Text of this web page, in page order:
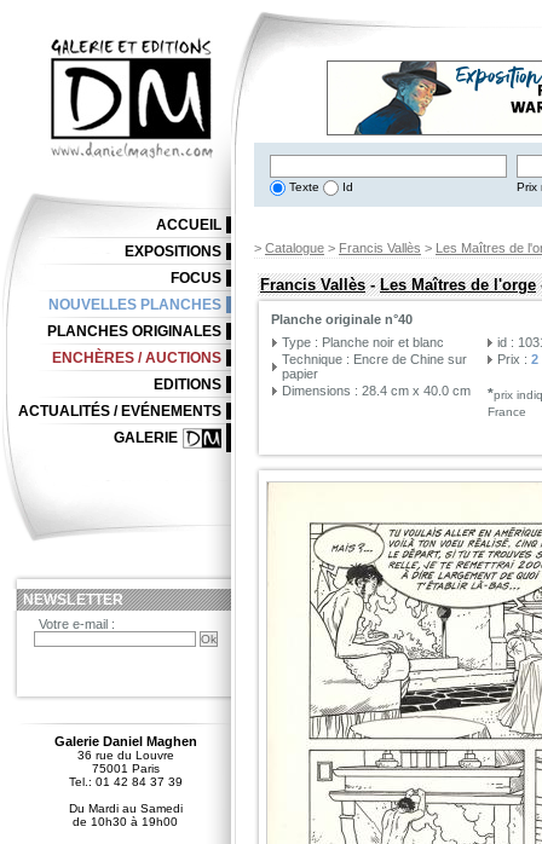
Texte Id Prix
> Catalogue > Francis Vallès > Les Maîtres de
Francis Vallès-Les Maîtres de l'orge
Planche originale n°40
Type : Planche noir et blanc
Technique : Encre de Chine sur
papier
Dimensions : 28.4 cm x 40.0 cm
id :
Prix :2
*prix
France
ACCUEIL
EXPOSITIONS
FOCUS
NOUVELLES PLANCHES
PLANCHES ORIGINALES
ENCHÈRES / AUCTIONS
EDITIONS
ACTUALITÉS / EVÉNEMENTS
GALERIE
NEWSLETTER
Votre e-mail :
Galerie Daniel Maghen
36 rue du Louvre
75001 Paris
Tel.: 01 42 84 37 39
Du Mardi au Samedi
de 10h30 à 19h00